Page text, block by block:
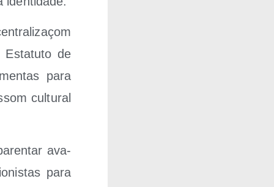
Esta­tu­to de
para
cul­tu­ral
ava­
para